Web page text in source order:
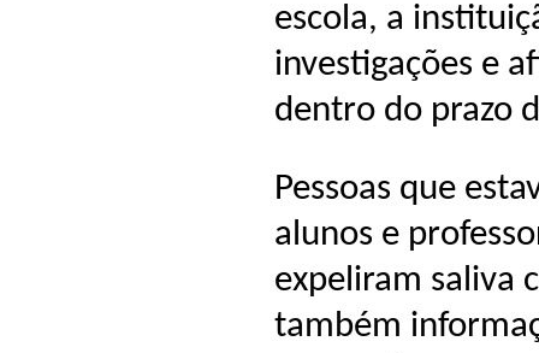
escola, a
investigações e
dentro do prazo
Pessoas que
alunos e
expeliram saliva
também